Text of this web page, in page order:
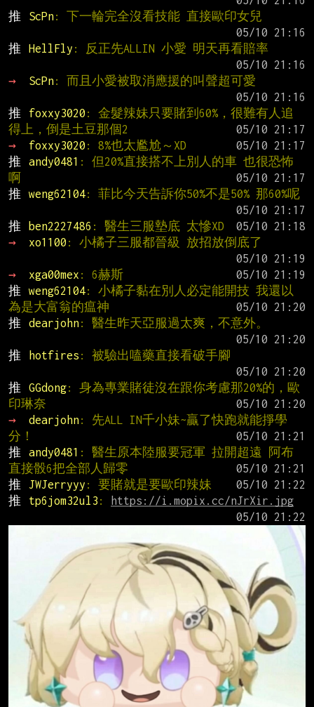
推
ScPn: 下一輪完全沒看技能 直接歐印女兒
推
HellFly : 反正先ALLIN 小愛 明天再看賠率
→
ScPn: 而且小愛被取消應援的叫聲超可愛
推
foxxy3020 : 金髮辣妹只要賭到60%，很難有人追
得上，倒是土豆那個2
→
foxxy3020 : 8%也太尷尬～XD
推
andy0481 : 但20%直接搭不上別人的車 也很恐怖
啊
推
weng62104: 菲比今天告訴你50%不是50% 那60%呢
推
ben2227486 : 醫生三服墊底 太慘XD
→
xo1100 : 小橘子三服都晉級 放招放倒底了
→
xga00mex : 6赫斯
推
weng62104: 小橘子黏在別人必定能開技 我還以
為是大富翁的瘟神
推
dearjohn: 醫生昨天亞服過太爽，不意外。
推
hotfires : 被驗出嗑藥直接看破手腳
推
GGdong: 身為專業賭徒沒在跟你考慮那20%的，歐
印琳奈
→
dearjohn: 先ALL IN千小妹~贏了快跑就能掙學
分！
推
andy0481 : 醫生原本陸服要冠軍 拉開超遠 阿布
直接骰6把全部人歸零
推
JWJerryyy : 要賭就是要歐印辣妹
推
tp6jom32ul3 :
https://i.mopix.cc/nJrXir.jpg